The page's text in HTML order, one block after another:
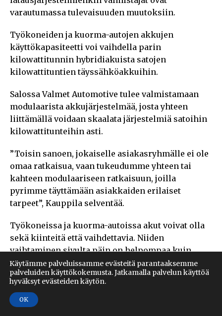
varautumassa tulevaisuuden muutoksiin.
Työkoneiden ja kuorma-autojen akkujen
käyttökapasiteetti voi vaihdella parin
kilowattitunnin hybridiakuista satojen
kilowattituntien täyssähköakkuihin.
Salossa Valmet Automotive tulee valmistamaan
modulaarista akkujärjestelmää, josta yhteen
liittämällä voidaan skaalata järjestelmiä satoihin
kilowattitunteihin asti.
”Toisin sanoen, jokaiselle asiakasryhmälle ei ole
omaa ratkaisua, vaan tukeudumme yhteen tai
kahteen modulaariseen ratkaisuun, joilla
pyrimme täyttämään asiakkaiden erilaiset
tarpeet”, Kauppila selventää.
Työkoneissa ja kuorma-autoissa akut voivat olla
sekä kiinteitä että vaihdettavia. Niiden
vaihtaminen sivulta päin on helpompaa kuin
henkilöautoissa, jossa akku sijaitsee auton
pohjassa.
Tehtaalla panostetaan akkujen ja oheistuotteiden
kierrätettävyyteen yhteistyössä Fortumin kanssa.
Käytämme palveluissamme evästeitä parantaaksemme
palveluiden käyttökokemusta. Jatkamalla palvelun käyttöä
hyväksyt evästeiden käytön.
OK